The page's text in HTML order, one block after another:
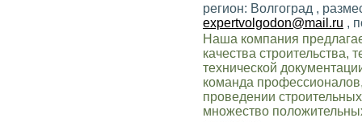
регион: Волгоград ,
expertvolgodon@mail.ru ,
Наша компания
качества строительства,
технической
команда
проведении
множество